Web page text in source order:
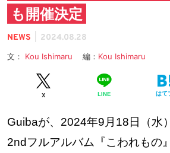
も開催決定
NEWS 2024.08.28
文： Kou Ishimaru 編： Kou Ishimaru
X LINE はて
Guibaが、2024年9月18日（水
2ndフルアルバム『こわれもの